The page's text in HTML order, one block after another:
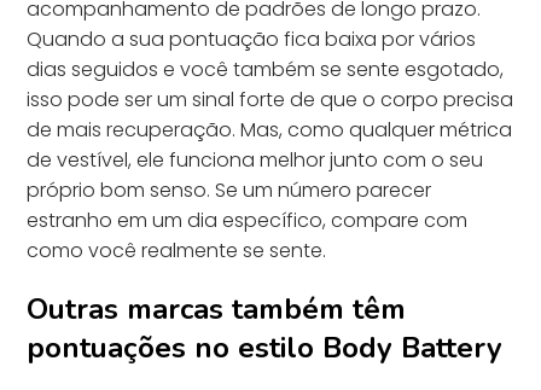
acompanhamento de padrões de longo prazo.
Quando a sua pontuação fica baixa por vários
dias seguidos e você também se sente esgotado,
isso pode ser um sinal forte de que o corpo precisa
de mais recuperação. Mas, como qualquer métrica
de vestível, ele funciona melhor junto com o seu
próprio bom senso. Se um número parecer
estranho em um dia específico, compare com
como você realmente se sente.
Outras marcas também têm
pontuações no estilo Body Battery